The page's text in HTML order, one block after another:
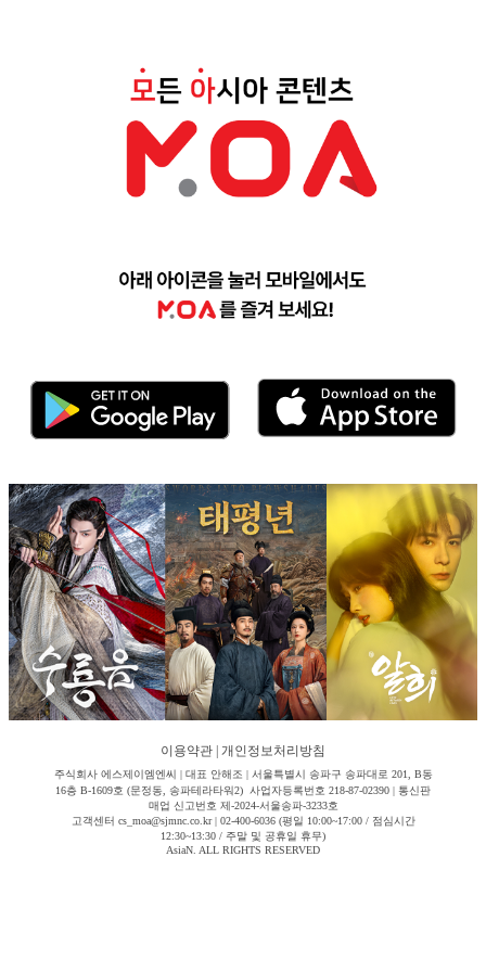
이용약관 개인정보처리방침
주식회사 에스제이엠엔씨 | 대표 안해조 | 서울특별시 송파구 송파대로 201, B동
16층 B-1609호 (문정동, 송파테라타워2) 사업자등록번호 218-87-02390 | 통신판
매업 신고번호 제-2024-서울송파-3233호
고객센터 cs_moa@sjmnc.co.kr | 02-400-6036 (평일 10:00~17:00 / 점심시간
12:30~13:30 / 주말 및 공휴일 휴무)
AsiaN. ALL RIGHTS RESERVED